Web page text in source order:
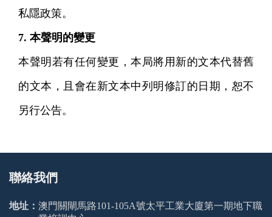
私隱政策。
7. 本聲明的變更
本聲明若有任何變更，本局將用新的文本代替舊
的文本，且會在新文本中列明修訂的日期，恕不
另行公告。
聯絡我們
地址： 澳門關閘馬路101-105A號太平工業大廈第一期地下職